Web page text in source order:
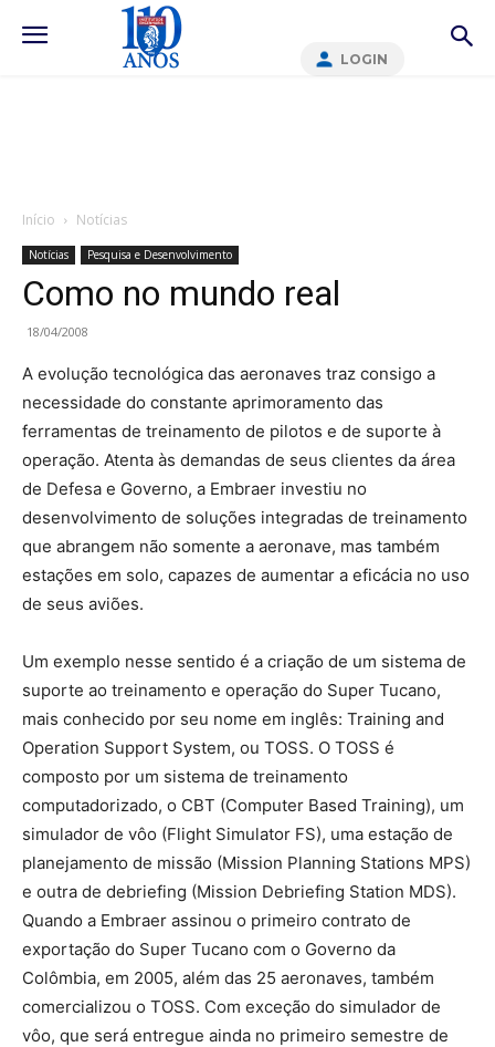
LOGIN
Início Notícias
Notícias Pesquisa e Desenvolvimento
Como no mundo real
18/04/2008
A evolução tecnológica das aeronaves traz consigo a
necessidade do constante aprimoramento das
ferramentas de treinamento de pilotos e de suporte à
operação. Atenta às demandas de seus clientes da área
de Defesa e Governo, a Embraer investiu no
desenvolvimento de soluções integradas de treinamento
que abrangem não somente a aeronave, mas também
estações em solo, capazes de aumentar a eficácia no uso
de seus aviões.
Um exemplo nesse sentido é a criação de um sistema de
suporte ao treinamento e operação do Super Tucano,
mais conhecido por seu nome em inglês: Training and
Operation Support System, ou TOSS. O TOSS é
composto por um sistema de treinamento
computadorizado, o CBT (Computer Based Training), um
simulador de vôo (Flight Simulator FS), uma estação de
planejamento de missão (Mission Planning Stations MPS)
e outra de debriefing (Mission Debriefing Station MDS).
Quando a Embraer assinou o primeiro contrato de
exportação do Super Tucano com o Governo da
Colômbia, em 2005, além das 25 aeronaves, também
comercializou o TOSS. Com exceção do simulador de
vôo, que será entregue ainda no primeiro semestre de